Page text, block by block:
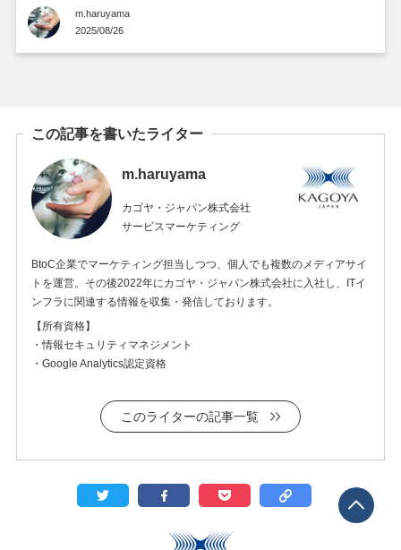
m.haruyama
2025/08/26
この記事を書いたライター
m.haruyama
カゴヤ・ジャパン株式会社
サービスマーケティング
BtoC企業でマーケティング担当しつつ、個人でも複数のメディアサイ
トを運営。その後2022年にカゴヤ・ジャパン株式会社に入社し、ITイ
ンフラに関連する情報を収集・発信しております。
【所有資格】
・情報セキュリティマネジメント
・Google Analytics認定資格
このライターの記事一覧